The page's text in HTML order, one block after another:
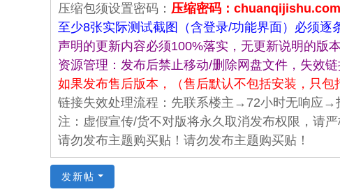
奇
技
术
论
坛
压缩包须设置密码： 压缩密码：chuanqijishu.com
至少8张实际测试截图（含登录/功能界面）必须逐
声明的更新内容必须100%落实，无更新说明的版
资源管理：发布后禁止移动/删除网盘文件，失效
如果发布售后版本，（售后默认不包括安装，只包
链接失效处理流程：先联系楼主→72小时无响应→
注：虚假宣传/货不对版将永久取消发布权限，请严
请勿发布主题购买贴！请勿发布主题购买贴！
发新帖